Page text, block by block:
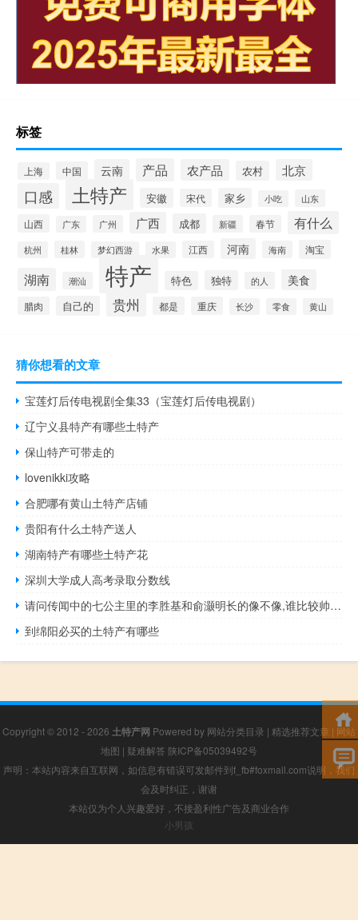
标签
上海 中国 云南 产品 农产品 农村 北京
口感 土特产 安徽 宋代 家乡 小吃 山东
山西 广东 广州 广西 成都 新疆 春节 有什么
杭州 桂林 梦幻西游 水果 江西 河南 海南 淘宝
湖南 潮汕 特产 特色 独特 的人 美食
腊肉 自己的 贵州 都是 重庆 长沙 零食 黄山
猜你想看的文章
宝莲灯后传电视剧全集33（宝莲灯后传电视剧）
辽宁义县特产有哪些土特产
保山特产可带走的
lovenikki攻略
合肥哪有黄山土特产店铺
贵阳有什么土特产送人
湖南特产有哪些土特产花
深圳大学成人高考录取分数线
请问传闻中的七公主里的李胜基和俞灏明长的像不像,谁比较帅 传闻中的七公主歌曲
到绵阳必买的土特产有哪些
Copyright © 2012 - 2026 土特产网 Powered by 网站分类目录 | 精选推荐文章 | 网站
地图 | 疑难解答 陕ICP备05039492号
声明：本站内容来自互联网，如信息有错误可发邮件到f_fb#foxmail.com说明，我们
会及时纠正，谢谢
本站仅为个人兴趣爱好，不接盈利性广告及商业合作
小男孩